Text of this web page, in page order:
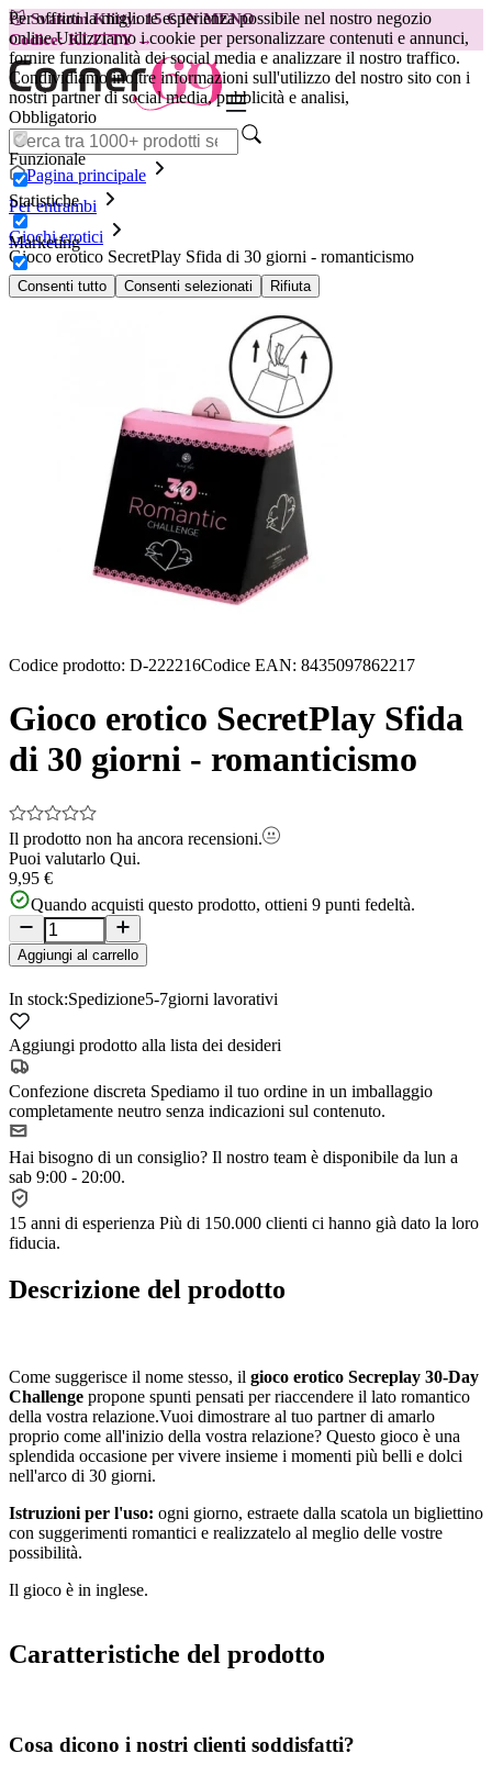
Per offrirti la migliore esperienza possibile nel nostro negozio
online.Utilizziamo i cookie per personalizzare contenuti e annunci,
fornire funzionalità dei social media e analizzare il nostro traffico.
Condividiamo inoltre informazioni sull'utilizzo del nostro sito con i
nostri partner di social media, pubblicità e analisi,
Obbligatorio
Funzionale
Statistiche
Marketing
Consenti tutto Consenti selezionati Rifiuta
😽Svakom Klitty: 15 € IN MENO
Codice: KLITTY →
Pagina principale
Per entrambi
Giochi erotici
Gioco erotico SecretPlay Sfida di 30 giorni - romanticismo
Codice prodotto: D-222216Codice EAN: 8435097862217
Gioco erotico SecretPlay Sfida
di 30 giorni - romanticismo
Il prodotto non ha ancora recensioni.
Puoi valutarlo Qui.
9,95 €
Quando acquisti questo prodotto, ottieni 9 punti fedeltà.
Aggiungi al carrello
In stock:Spedizione5-7giorni lavorativi
Aggiungi prodotto alla lista dei desideri
Confezione discreta Spediamo il tuo ordine in un imballaggio
completamente neutro senza indicazioni sul contenuto.
Hai bisogno di un consiglio? Il nostro team è disponibile da lun a
sab 9:00 - 20:00.
15 anni di esperienza Più di 150.000 clienti ci hanno già dato la loro
fiducia.
Descrizione del prodotto
Come suggerisce il nome stesso, il gioco erotico Secreplay 30-Day
Challenge propone spunti pensati per riaccendere il lato romantico
della vostra relazione.Vuoi dimostrare al tuo partner di amarlo
proprio come all'inizio della vostra relazione? Questo gioco è una
splendida occasione per vivere insieme i momenti più belli e dolci
nell'arco di 30 giorni.
Istruzioni per l'uso: ogni giorno, estraete dalla scatola un bigliettino
con suggerimenti romantici e realizzatelo al meglio delle vostre
possibilità.
Il gioco è in inglese.
Caratteristiche del prodotto
Cosa dicono i nostri clienti soddisfatti?